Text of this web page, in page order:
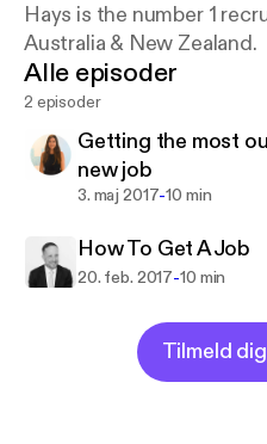
Hays is the number 1
Australia & New Zealand.
Alle episoder
2 episoder
Getting the most
new job
3. maj 2017-10 min
How To Get A Job
20. feb. 2017-10 min
Tilmeld